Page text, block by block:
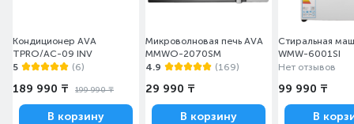
Кондиционер AVA
TPRO/AC-09 INV
5
(6)
189 990 ₸ 199 990 ₸
В корзину
Микроволновая печь AVA
MMWO-2070SM
4.9
(169)
29 990 ₸
В корзину
Стиральная
WMW-6001SI
Нет отзывов
99 990 ₸
В